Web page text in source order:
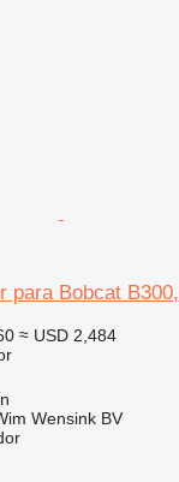
para Bobcat
≈ USD 2,484
Wensink BV